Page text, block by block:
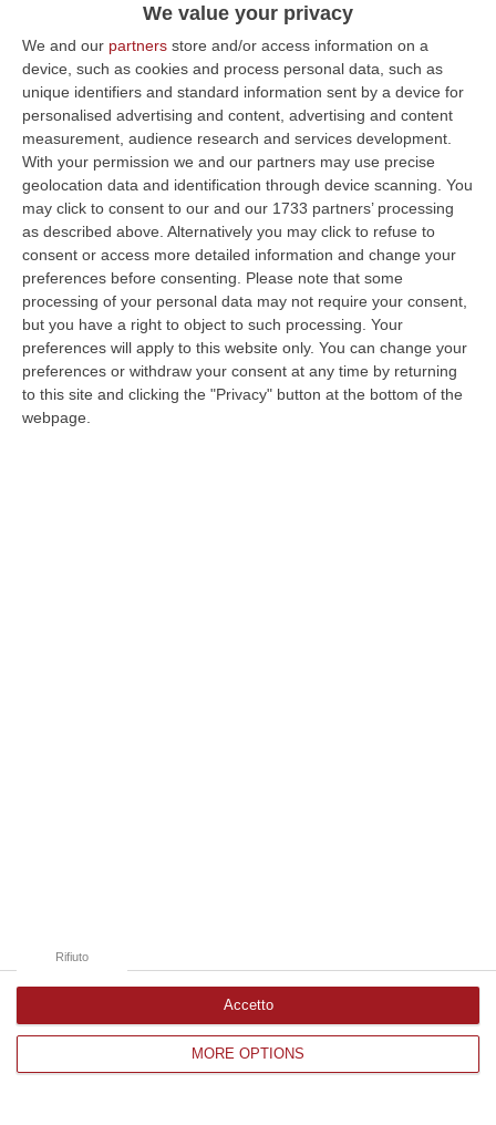
We value your privacy
We and our partners store and/or access information on a
device, such as cookies and process personal data, such as
unique identifiers and standard information sent by a device for
personalised advertising and content, advertising and content
measurement, audience research and services development.
With your permission we and our partners may use precise
geolocation data and identification through device scanning. You
may click to consent to our and our 1733 partners’ processing
as described above. Alternatively you may click to refuse to
consent or access more detailed information and change your
preferences before consenting.
Please note that some
processing of your personal data may not require your consent,
but you have a right to object to such processing. Your
preferences will apply to this website only. You can change your
preferences or withdraw your consent at any time by returning
to this site and clicking the "Privacy" button at the bottom of the
webpage.
MORE OPTIONS
Rifiuto
Accetto
Milano, Vannacci Candida Il Generale Burgio
“ROMA “La sfida delle grandi città correremo in tutte le grandi città
Milano, Bologna, Roma e Napoli. Ci presenteremo come Futuro
nazionale…
08 Agosto, 22:19
Messina, I “No Ponte” Di Nuovo In Marcia
“MESSINA “Chiediamo che venga chiusa la società Stretto di Messina. La
liquidazione era stata già indicata dal governo Monti nel 2013, e la…
08 Agosto, 21:20
Vinitaly And The City A Reggio: Il Grande Abbraccio Tra Identità
Del Territorio, Storia E Cultura – FOTO
“REGGIO CALABRIA Vinitaly and the City arriva a Reggio Calabria. Dopo il
successo dell’edizione di Sibari, dove la manifestazione ha fatto s…
08 Agosto, 20:47
Corriere delle Calabria è una testata giornalistica di News&Com S.r.l